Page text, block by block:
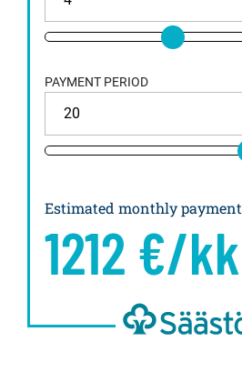
PAYMENT PERIOD
Estimated monthly payment
1212 €/kk